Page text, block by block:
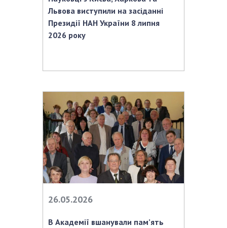
ЗАСІДАННЯ ПРЕЗИДІЇ НАН УКРАЇНИ
КОНТАКТИ
ПРОФСПІЛКА НАН УКРАЇНИ
КАБІНЕТ
Львова виступили на засіданні
Президії НАН України 8 липня
2026 року
26.05.2026
В Академії вшанували пам’ять